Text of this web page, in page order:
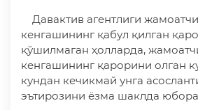
Давактив агентлиги
кенгашининг қабул қилган
қўшилмаган ҳолларда,
кенгашининг қарорини олган
кундан кечикмай унга
эътирозини ёзма шаклда